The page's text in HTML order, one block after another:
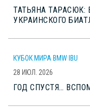
ТАТЬЯНА ТАРАСЮК:
УКРАИНСКОГО
КУБОК МИРА BMW IBU
28 ИЮЛ. 2026
ГОД СПУСТЯ…